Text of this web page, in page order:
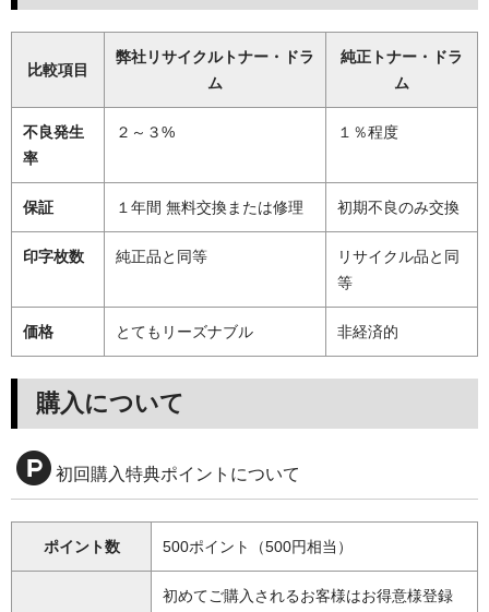
比較項目
弊社リサイクルトナー・ドラ
ム
純正トナー・ドラ
ム
不良発生
率
２～３% １％程度
保証 １年間 無料交換または修理 初期不良のみ交換
印字枚数 純正品と同等
リサイクル品と同
等
価格 とてもリーズナブル 非経済的
購入について
初回購入特典ポイントについて
ポイント数 500ポイント（500円相当）
初めてご購入されるお客様はお得意様登録